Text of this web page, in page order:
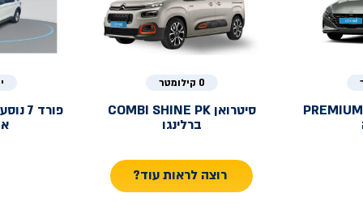
0 קילומטר
סיטרואן COMBI SHINE PK
ברלינגו
פורד
רוצה לראות עוד?